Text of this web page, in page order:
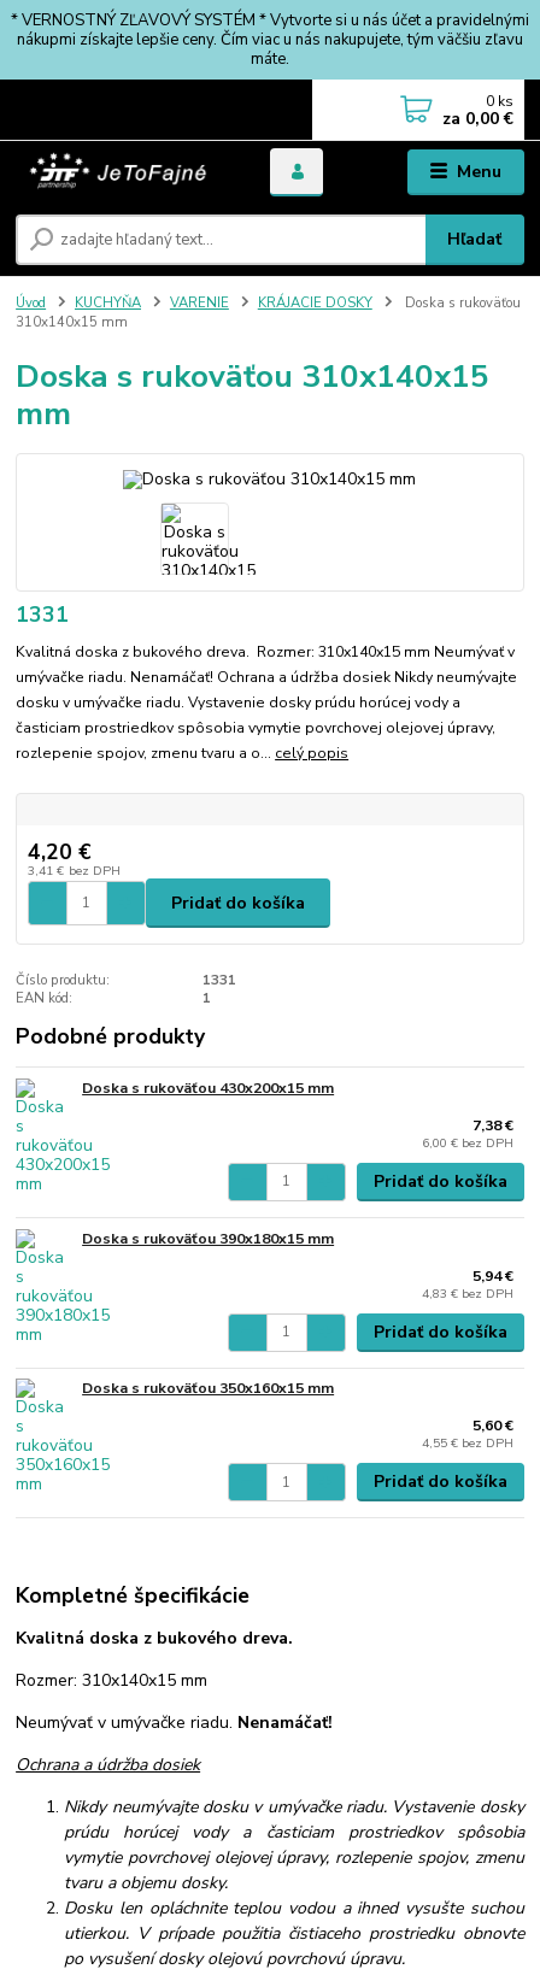
* VERNOSTNÝ ZĽAVOVÝ SYSTÉM * Vytvorte si u nás účet a pravidelnými
nákupmi získajte lepšie ceny. Čím viac u nás nakupujete, tým väčšiu zľavu
máte.
Menu
Hľadať
0 ks
za 0,00 €
Úvod KUCHYŇA VARENIE KRÁJACIE DOSKY
Doska s rukoväťou
310x140x15 mm
Doska s rukoväťou 310x140x15
mm
1331
Kvalitná doska z bukového dreva. Rozmer: 310x140x15 mm Neumývať v
umývačke riadu. Nenamáčať! Ochrana a údržba dosiek Nikdy neumývajte
dosku v umývačke riadu. Vystavenie dosky prúdu horúcej vody a
časticiam prostriedkov spôsobia vymytie povrchovej olejovej úpravy,
rozlepenie spojov, zmenu tvaru a o... celý popis
4,20 €
3,41 € bez DPH
Pridať do košíka
Číslo produktu:
1331
EAN kód:
1
Podobné produkty
Doska s rukoväťou 430x200x15 mm
7,38 €
6,00 € bez DPH
Pridať do košíka
Doska s rukoväťou 390x180x15 mm
5,94 €
4,83 € bez DPH
Pridať do košíka
Doska s rukoväťou 350x160x15 mm
5,60 €
4,55 € bez DPH
Pridať do košíka
Kompletné špecifikácie
Kvalitná doska z bukového dreva.
Rozmer: 310x140x15 mm
Neumývať v umývačke riadu. Nenamáčať!
Ochrana a údržba dosiek
Nikdy neumývajte dosku v umývačke riadu. Vystavenie dosky
prúdu horúcej vody a časticiam prostriedkov spôsobia
vymytie povrchovej olejovej úpravy, rozlepenie spojov, zmenu
tvaru a objemu dosky.
Dosku len opláchnite teplou vodou a ihned vysušte suchou
utierkou. V prípade použitia čistiaceho prostriedku obnovte
po vysušení dosky olejovú povrchovú úpravu.